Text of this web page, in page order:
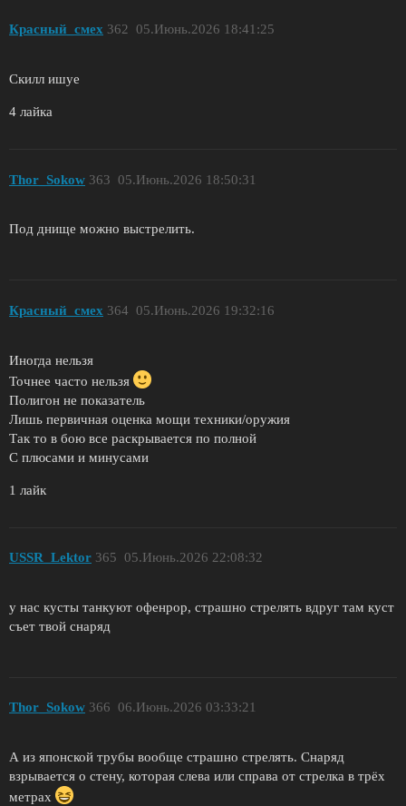
Красный_смех 05.Июнь.2026 18:41:25
362
Скилл ишуе
4 лайка
Thor_Sokow 05.Июнь.2026 18:50:31
363
Под днище можно выстрелить.
Красный_смех 05.Июнь.2026 19:32:16
364
Иногда нельзя
Точнее часто нельзя
Полигон не показатель
Лишь первичная оценка мощи техники/оружия
Так то в бою все раскрывается по полной
С плюсами и минусами
1 лайк
USSR_Lektor 05.Июнь.2026 22:08:32
365
у нас кусты танкуют офенрор, страшно стрелять вдруг там куст
съет твой снаряд
Thor_Sokow 06.Июнь.2026 03:33:21
366
А из японской трубы вообще страшно стрелять. Снаряд
взрывается о стену, которая слева или справа от стрелка в трёх
метрах